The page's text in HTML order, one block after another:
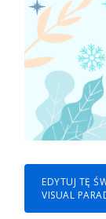
EDYTUJ TĘ
VISUAL